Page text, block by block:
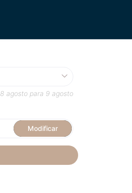
8 agosto para 9 agosto
Modificar